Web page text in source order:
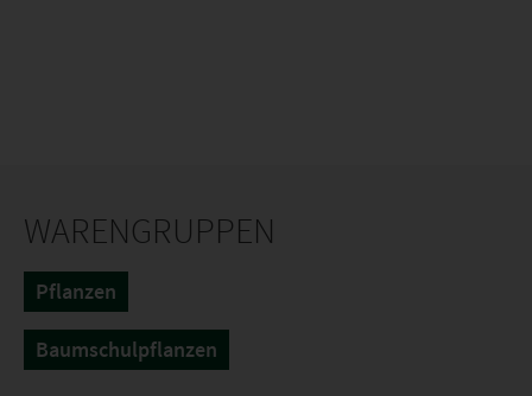
WARENGRUPPEN
Pflanzen
Baumschulpflanzen